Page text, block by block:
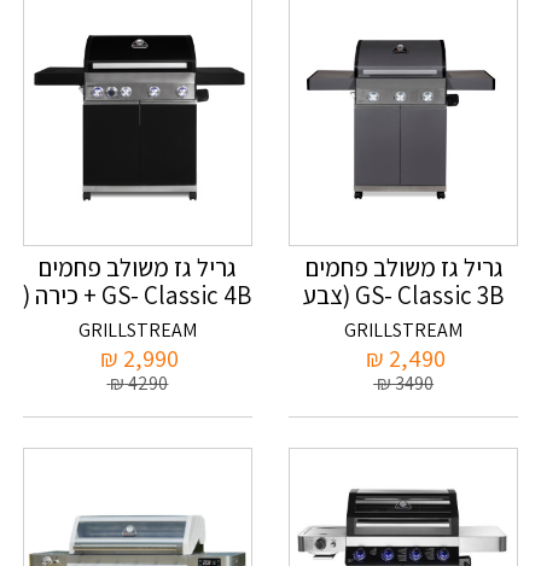
גריל גז משולב פחמים
GS- Classic 3B (צבע
אפור)
GRILLSTREAM
2,490
₪
3490
₪
גריל גז משולב פחמים
GS- Classic 4B + כירה (
צבע שחור)
GRILLSTREAM
2,990
₪
4290
₪